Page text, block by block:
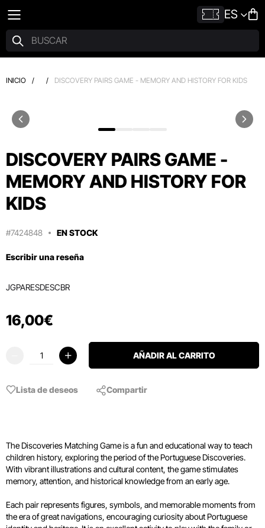
ES
INICIO / / DISCOVERY PAIRS GAME - MEMORY AND HISTORY FOR KIDS
DISCOVERY PAIRS GAME -
MEMORY AND HISTORY FOR
KIDS
#7424848 EN STOCK
Escribir una reseña
JGPARESDESCBR
16,00€
AÑADIR AL CARRITO
Lista de deseos Compartir
The Discoveries Matching Game is a fun and educational way to teach
children history, exploring the period of the Portuguese Discoveries.
With vibrant illustrations and cultural content, the game stimulates
memory, attention, and historical knowledge from an early age.
Each pair represents figures, symbols, and memorable moments from
the era of great navigations, encouraging curiosity about Portuguese